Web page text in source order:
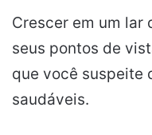
Crescer em um lar
seus pontos de
que você suspeite
saudáveis.